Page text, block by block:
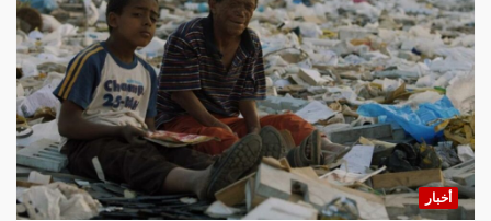
أخبار